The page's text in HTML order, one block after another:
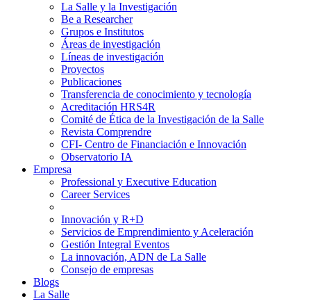
La Salle y la Investigación
Be a Researcher
Grupos e Institutos
Áreas de investigación
Líneas de investigación
Proyectos
Publicaciones
Transferencia de conocimiento y tecnología
Acreditación HRS4R
Comité de Ética de la Investigación de la Salle
Revista Comprendre
CFI- Centro de Financiación e Innovación
Observatorio IA
Empresa
Professional y Executive Education
Career Services
Innovación y R+D
Servicios de Emprendimiento y Aceleración
Gestión Integral Eventos
La innovación, ADN de La Salle
Consejo de empresas
Blogs
La Salle